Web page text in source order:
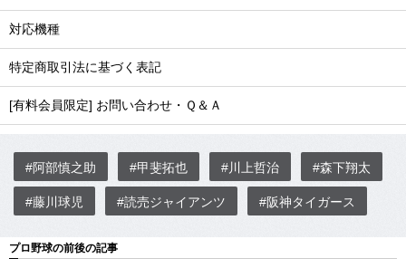
対応機種
特定商取引法に基づく表記
[有料会員限定] お問い合わせ・Ｑ＆Ａ
#阿部慎之助 #甲斐拓也 #川上哲治 #森下翔太
#藤川球児 #読売ジャイアンツ #阪神タイガース
プロ野球の前後の記事